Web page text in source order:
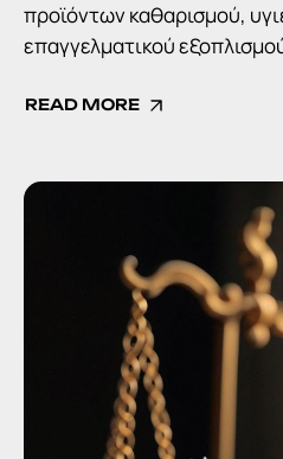
προϊόντων καθαρισμού,
επαγγελματικού
READ MORE